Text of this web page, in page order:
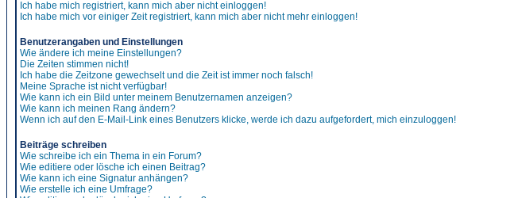
Ich habe mich registriert, kann mich aber nicht einloggen!
Ich habe mich vor einiger Zeit registriert, kann mich aber nicht mehr einloggen!
Benutzerangaben und Einstellungen
Wie ändere ich meine Einstellungen?
Die Zeiten stimmen nicht!
Ich habe die Zeitzone gewechselt und die Zeit ist immer noch falsch!
Meine Sprache ist nicht verfügbar!
Wie kann ich ein Bild unter meinem Benutzernamen anzeigen?
Wie kann ich meinen Rang ändern?
Wenn ich auf den E-Mail-Link eines Benutzers klicke, werde ich dazu aufgefordert, mich einzuloggen!
Beiträge schreiben
Wie schreibe ich ein Thema in ein Forum?
Wie editiere oder lösche ich einen Beitrag?
Wie kann ich eine Signatur anhängen?
Wie erstelle ich eine Umfrage?